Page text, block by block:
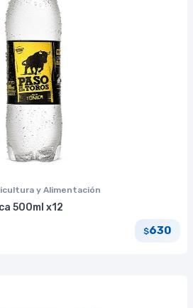
y Alimentación
500ml x12
$630